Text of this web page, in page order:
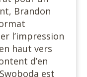
Brandon
l’impression
haut vers
d’en
est